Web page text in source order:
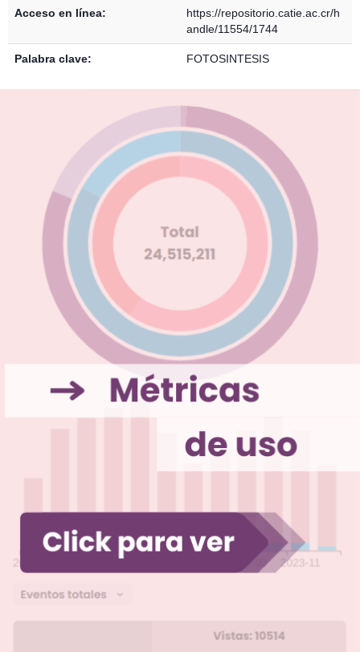
Acceso en línea:
https://repositorio.catie.ac.cr/h
andle/11554/1744
Palabra clave: FOTOSINTESIS